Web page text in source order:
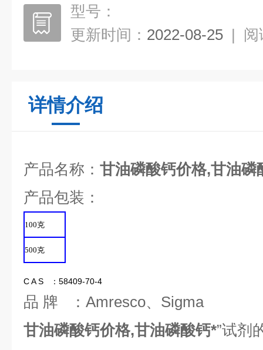
型号：
更新时间： 2022-08-25 | 阅
详情介绍
产品名称： 甘油磷酸钙价格,甘油磷
产品包装：
100克
500克
C A S ：58409-70-4
品 牌 ：Amresco、Sigma
甘油磷酸钙价格,甘油磷酸钙*”试剂